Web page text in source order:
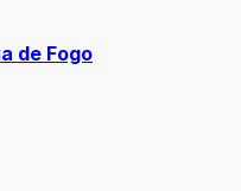
de Fogo